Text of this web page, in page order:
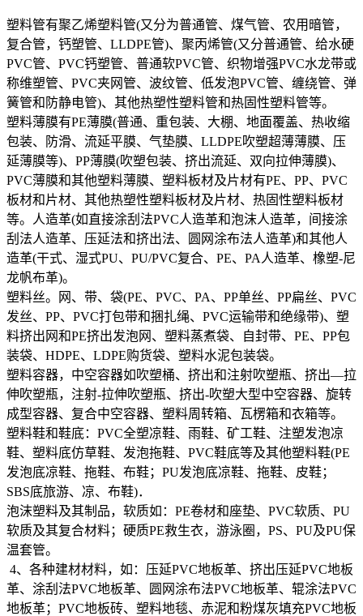
塑料管有聚乙烯塑料管(又分为普通管、煤气管、农用暗管，
复合管，钙塑管、LLDPE管)、聚丙烯管(又分普通管、给水硬
PVC管、PVC钙塑管、普通软PVC管、织物增强PVC水龙带或
称维塑管、PVC夹网管、波纹管、低发泡PVC管、缠绕管、弹
簧管和防静电管)、其他热塑性塑料管和热固性塑料管等。
塑料薄膜有PE薄膜(普通、重包装、大棚、地面覆盖、热收缩
包装、防滑、流延平膜、气垫膜、LLDPE吹塑超薄薄膜、压
延薄膜等)、PP薄膜(吹塑包装、挤出流延、双向拉伸薄膜)、
PVC薄膜和其他塑料薄膜、塑料板材及片材有PE、PP、PVC
板材和片材、其他热塑性塑料板材及片材、热固性塑料板材
等。人造革(如直接涂刮法PVC人造革和泡沫人造革，间接涂
刮法人造革、压延法和挤出法、圆网涂布法人造革)和其他人
造革(干式、湿式PU、PU/PVC复合、PE、PA人造革、橡塑-尼
龙帆布革)。
塑料丝。网、带、袋(PE、PVC、PA、PP单丝、PP扁丝、PVC
发丝、PP、PVC打包带和捆扎绳、PVC运输带和绝缘带)、塑
料挤出网和PE挤出发泡网、塑料蒸煮袋、自封带、PE、PP包
装袋、HDPE、LDPE购货袋、塑料水泥包装袋。
塑料容器，中空容器如吹塑桶、挤出和注射吹塑瓶、挤出—拉
伸吹塑瓶，注射-拉伸吹塑瓶、挤出-吹塑大型中空容器、旋转
成型容器、复合中空容器、塑料周转箱、瓦楞箱和衣箱等。
塑料鞋和鞋底：PVC全塑凉鞋、雨鞋、矿工鞋、注塑发泡凉
鞋、塑料底仿草鞋、发泡拖鞋、PVC鞋底等及其他塑料鞋(PE
发泡底凉鞋、拖鞋、布鞋；PU发泡底凉鞋、拖鞋、皮鞋；
SBS底旅游、凉、布鞋)．
泡沫塑料及其制品，软质如：PE卷材和座垫、PVC软质、PU
软质及其复合材料；硬质PE救生衣，游泳圈，PS、PU及PU保
温套管。
4、各种建材材料，如：压延PVC地板革、挤出压延PVC地板
革、涂刮法PVC地板革、圆网涂布法PVC地板革、辊涂法PVC
地板革；PVC地板砖、塑料地毯、赤泥和粉煤灰填充PVC地板